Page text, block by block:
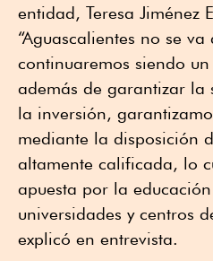
entidad, Teresa Jiménez
“Aguascalientes no se
continuaremos siendo
además de garantizar la
la inversión,
mediante la disposición
altamente calificada, lo
apuesta por la
universidades y centros
explicó en entrevista.